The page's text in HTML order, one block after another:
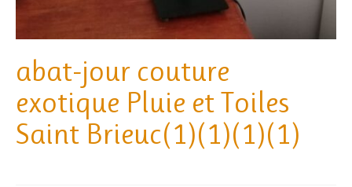
abat-jour couture
exotique Pluie et Toiles
Saint Brieuc(1)(1)(1)(1)